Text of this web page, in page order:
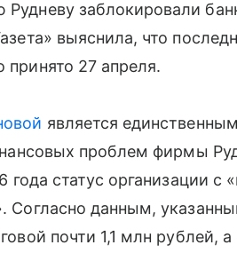
заблокировали
выяснила, что
27 апреля.
является
проблем фирмы
года статус организации с
Согласно данным,
почти 1,1 млн рублей,